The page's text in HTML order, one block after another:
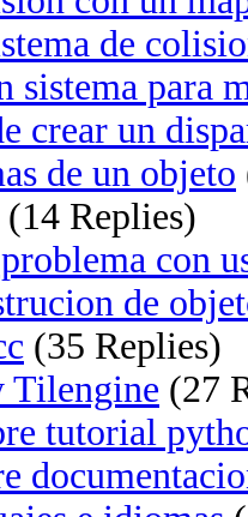
de
sistema para
crear un
de un objeto
(14 Replies)
con
de
(35 Replies)
Tilengine (27
tutorial